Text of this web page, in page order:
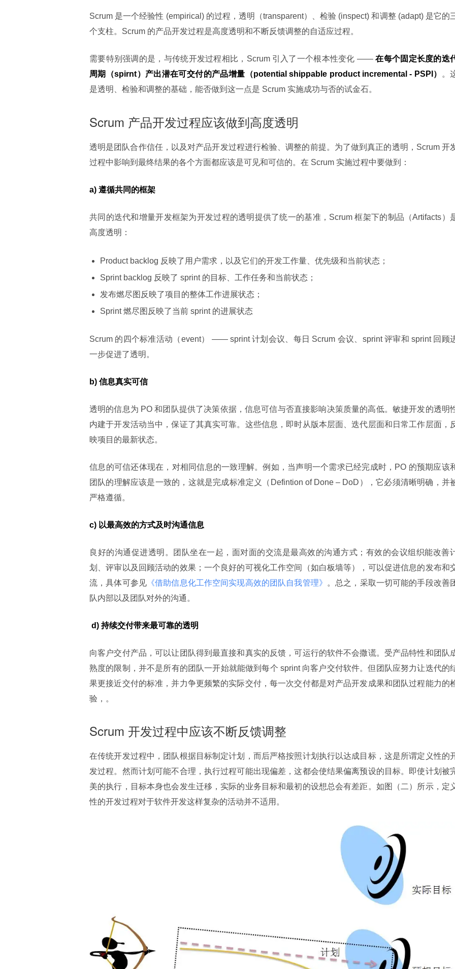
Scrum 是一个经验性 (empirical) 的过程，透明（transparent）、检验 (inspect) 和调整 (adapt) 是它的
个支柱。Scrum 的产品开发过程是高度透明和不断反馈调整的自适应过程。
需要特别强调的是，与传统开发过程相比，Scrum 引入了一个根本性变化 —— 在每个固定长度的迭
周期（spirnt）产出潜在可交付的产品增量（potential shippable product incremental - PSPI ）
。
是透明、检验和调整的基础，能否做到这一点是 Scrum 实施成功与否的试金石。
Scrum 产品开发过程应该做到高度透明
透明是团队合作信任，以及对产品开发过程进行检验、调整的前提。为了做到真正的透明，Scrum 开
过程中影响到最终结果的各个方面都应该是可见和可信的。在 Scrum 实施过程中要做到：
a) 遵循共同的框架
共同的迭代和增量开发框架为开发过程的透明提供了统一的基准，Scrum 框架下的制品（Artifacts）
高度透明：
Product backlog 反映了用户需求，以及它们的开发工作量、优先级和当前状态；
Sprint backlog 反映了 sprint 的目标、工作任务和当前状态；
发布燃尽图反映了项目的整体工作进展状态；
Sprint 燃尽图反映了当前 sprint 的进展状态
Scrum 的四个标准活动（event） —— sprint 计划会议、每日 Scrum 会议、sprint 评审和 sprint 回顾
一步促进了透明。
b) 信息真实可信
透明的信息为 PO 和团队提供了决策依据，信息可信与否直接影响决策质量的高低。敏捷开发的透明
内建于开发活动当中，保证了其真实可靠。这些信息，即时从版本层面、迭代层面和日常工作层面，
映项目的最新状态。
信息的可信还体现在，对相同信息的一致理解。例如，当声明一个需求已经完成时，PO 的预期应该
团队的理解应该是一致的，这就是完成标准定义（Defintion of Done – DoD），它必须清晰明确，并
严格遵循。
c) 以最高效的方式及时沟通信息
良好的沟通促进透明。团队坐在一起，面对面的交流是最高效的沟通方式；有效的会议组织能改善
划、评审以及回顾活动的效果；一个良好的可视化工作空间（如白板墙等），可以促进信息的发布和
流，具体可参见《借助信息化工作空间实现高效的团队自我管理》
。总之，采取一切可能的手段改善
队内部以及团队对外的沟通。
d) 持续交付带来最可靠的透明
向客户交付产品，可以让团队得到最直接和真实的反馈，可运行的软件不会撒谎。受产品特性和团队
熟度的限制，并不是所有的团队一开始就能做到每个 sprint 向客户交付软件。但团队应努力让迭代的
果更接近交付的标准，并力争更频繁的实际交付，每一次交付都是对产品开发成果和团队过程能力的
验，。
Scrum 开发过程中应该不断反馈调整
在传统开发过程中，团队根据目标制定计划，而后严格按照计划执行以达成目标，这是所谓定义性的
发过程。然而计划可能不合理，执行过程可能出现偏差，这都会使结果偏离预设的目标。即使计划被
美的执行，目标本身也会发生迁移，实际的业务目标和最初的设想总会有差距。如图（二）所示，定
性的开发过程对于软件开发这样复杂的活动并不适用。